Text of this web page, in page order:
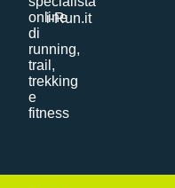
i-Run.it